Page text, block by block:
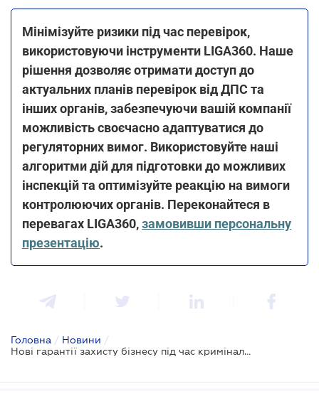
Мінімізуйте ризики під час перевірок,
використовуючи інструменти LIGA360. Наше
рішення дозволяє отримати доступ до
актуальних планів перевірок від ДПС та
інших органів, забезпечуючи вашій компанії
можливість своєчасно адаптуватися до
регуляторних вимог. Використовуйте наші
алгоритми дій для підготовки до можливих
інспекцій та оптимізуйте реакцію на вимоги
контролюючих органів. Переконайтеся в
перевагах LIGA360,замовивши персональну
презентацію.
Головна / Новини /
Нові гарантії захисту бізнесу під час кримінального провадження - проєкт